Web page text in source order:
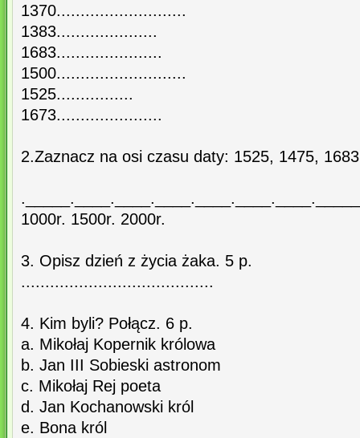
1370...........................
1383.....................
1683......................
1500...........................
1525................
1673......................
2.Zaznacz na osi czasu daty: 1525, 1475,
1000r. 1500r. 2000r.
3. Opisz dzień z życia żaka. 5 p.
........................................
4. Kim byli? Połącz. 6 p.
a. Mikołaj Kopernik królowa
b. Jan III Sobieski astronom
c. Mikołaj Rej poeta
d. Jan Kochanowski król
e. Bona król